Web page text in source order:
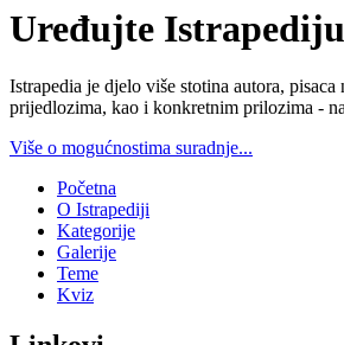
Uređujte Istrapediju
Istrapedia je djelo više stotina autora,
prijedlozima, kao i konkretnim prilozima -
Više o mogućnostima suradnje...
Početna
O Istrapediji
Kategorije
Galerije
Teme
Kviz